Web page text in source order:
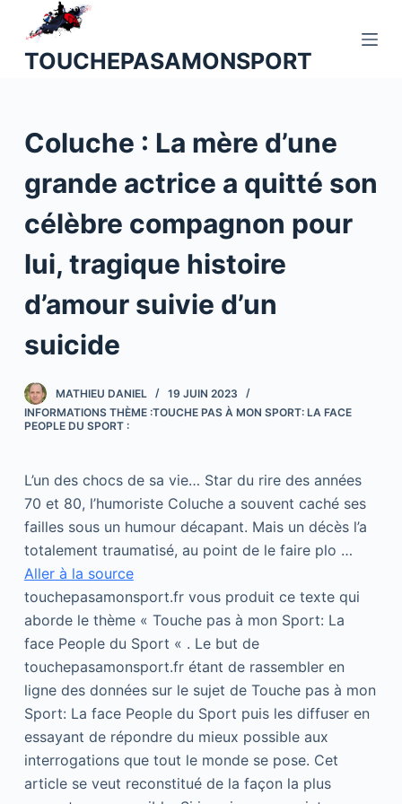
u
o
n
e
u
TOUCHEPASAMONSPORT
Coluche : La mère d’une
grande actrice a quitté son
célèbre compagnon pour
lui, tragique histoire
d’amour suivie d’un
suicide
MATHIEU DANIEL
19 JUIN 2023
INFORMATIONS THÈME :TOUCHE PAS À MON SPORT: LA FACE
PEOPLE DU SPORT :
L’un des chocs de sa vie… Star du rire des années
70 et 80, l’humoriste Coluche a souvent caché ses
failles sous un humour décapant. Mais un décès l’a
totalement traumatisé, au point de le faire plo …
Aller à la source
touchepasamonsport.fr vous produit ce texte qui
aborde le thème « Touche pas à mon Sport: La
face People du Sport « . Le but de
touchepasamonsport.fr étant de rassembler en
ligne des données sur le sujet de Touche pas à mon
Sport: La face People du Sport puis les diffuser en
essayant de répondre du mieux possible aux
interrogations que tout le monde se pose. Cet
article se veut reconstitué de la façon la plus